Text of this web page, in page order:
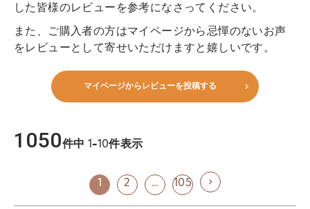
した皆様のレビューを参考になさってください。
また、ご購入者の方はマイページから忌憚のないお声
をレビューとして寄せいただけますと嬉しいです。
マイページからレビューを投稿する
1050件中 1-10件表示
1 2 … 105